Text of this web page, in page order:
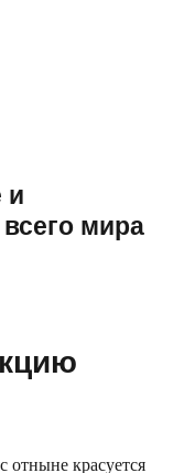
и
мира
отныне красуется